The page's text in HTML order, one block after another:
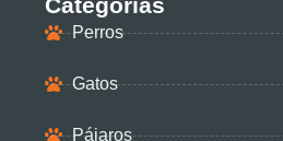
Perros
Gatos
Pájaros